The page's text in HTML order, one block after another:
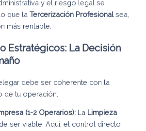
y el riesgo legal se
que laTercerización Profesionalsea,
más rentable.
Estratégicos: La Decisión
debe ser coherente con la
de tu operación:
(1-2 Operarios): La Limpieza
ser viable. Aquí, el control directo